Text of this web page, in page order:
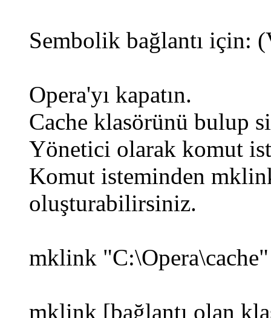
Sembolik bağlantı için:
Opera'yı kapatın.
Cache klasörünü bulup
Yönetici olarak komut
Komut isteminden
oluşturabilirsiniz.
mklink
mklink [bağlantı olan